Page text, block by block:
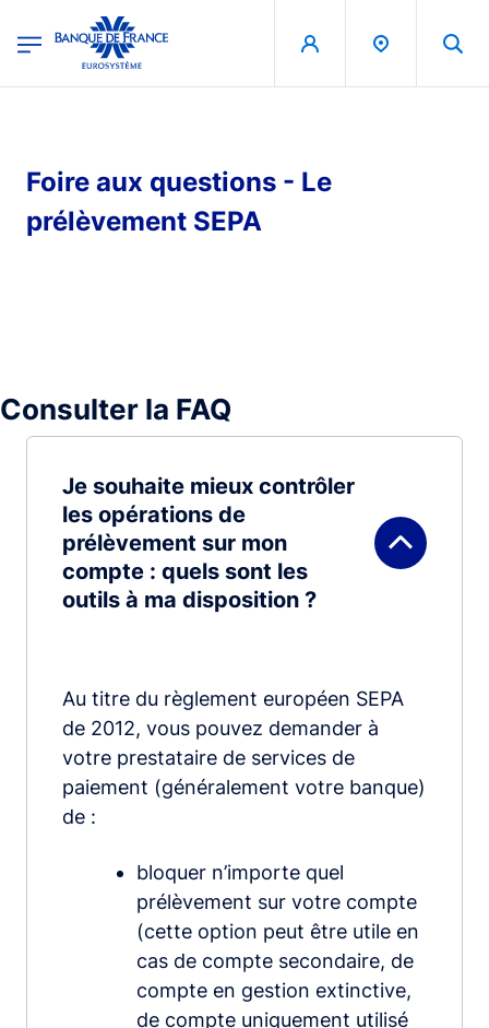
Banque de France - Menu Principal
Foire aux questions - Le
prélèvement SEPA
Consulter la FAQ
Je souhaite mieux contrôler
les opérations de
prélèvement sur mon
compte : quels sont les
outils à ma disposition ?
Au titre du règlement européen SEPA
de 2012, vous pouvez demander à
votre prestataire de services de
paiement (généralement votre banque)
de :
bloquer n’importe quel
prélèvement sur votre compte
(cette option peut être utile en
cas de compte secondaire, de
compte en gestion extinctive,
de compte uniquement utilisé